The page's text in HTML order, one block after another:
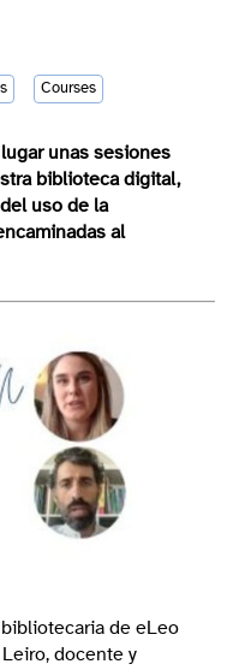
Courses
unas sesiones
biblioteca digital,
uso de la
al
de eLeo
docente y